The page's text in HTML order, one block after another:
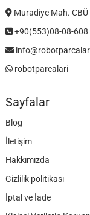
Muradiye Mah. CBÜ
+90(553)08-08-608
robotparcalari
Sayfalar
Blog
İletişim
Hakkımızda
Gizlilik politikası
İptal ve İade